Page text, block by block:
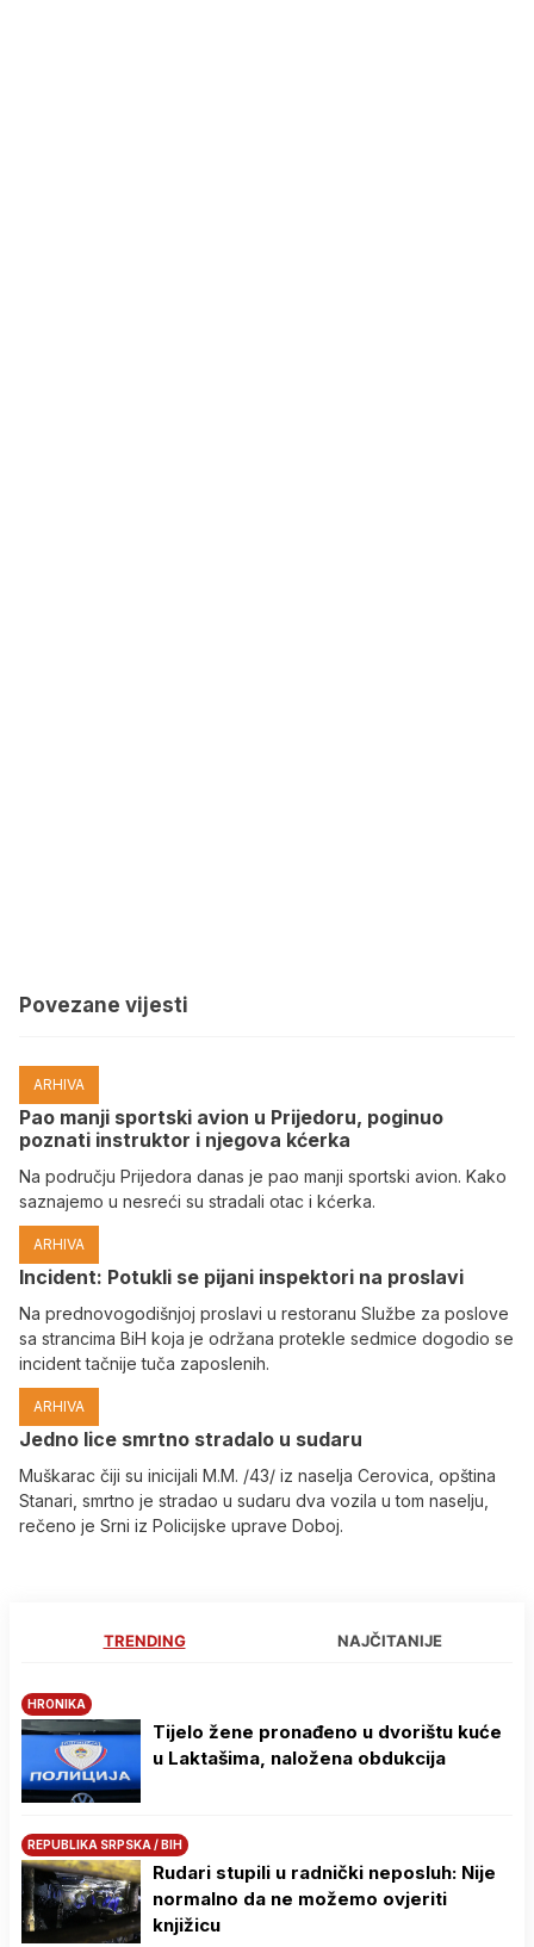
Povezane vijesti
ARHIVA
Pao manji sportski avion u Prijedoru, poginuo
poznati instruktor i njegova kćerka
Na području Prijedora danas je pao manji sportski avion. Kako
saznajemo u nesreći su stradali otac i kćerka.
ARHIVA
Incident: Potukli se pijani inspektori na proslavi
Na prednovogodišnjoj proslavi u restoranu Službe za poslove
sa strancima BiH koja je održana protekle sedmice dogodio se
incident tačnije tuča zaposlenih.
ARHIVA
Јedno lice smrtno stradalo u sudaru
Muškarac čiji su inicijali M.M. /43/ iz naselja Cerovica, opština
Stanari, smrtno je stradao u sudaru dva vozila u tom naselju,
rečeno je Srni iz Policijske uprave Doboj.
TRENDING NAJČITANIJE
HRONIKA
Tijelo žene pronađeno u dvorištu kuće
u Laktašima, naložena obdukcija
REPUBLIKA SRPSKA / BIH
Rudari stupili u radnički neposluh: Nije
normalno da ne možemo ovjeriti
knjižicu